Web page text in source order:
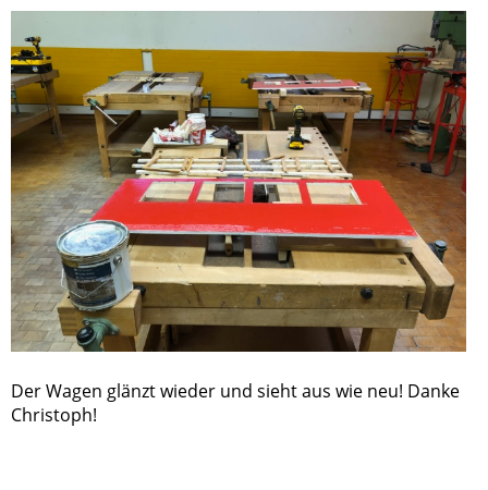
Der Wagen glänzt wieder und sieht aus wie neu! Danke
Christoph!